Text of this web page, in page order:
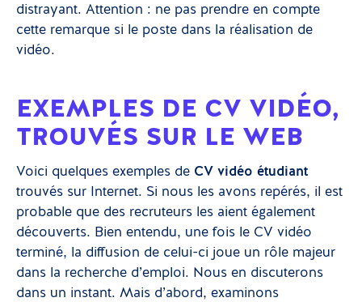
distrayant. Attention : ne pas prendre en compte
cette remarque si le poste dans la réalisation de
vidéo.
EXEMPLES DE CV VIDÉO,
TROUVÉS SUR LE WEB
Voici quelques exemples de CV vidéo étudiant
trouvés sur Internet. Si nous les avons repérés, il est
probable que des recruteurs les aient également
découverts. Bien entendu, une fois le CV vidéo
terminé, la diffusion de celui-ci joue un rôle majeur
dans la recherche d’emploi. Nous en discuterons
dans un instant. Mais d’abord, examinons